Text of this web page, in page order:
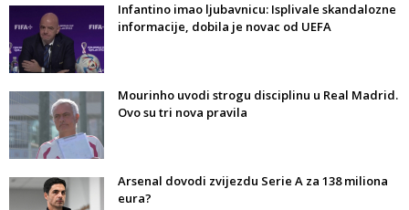
Infantino imao ljubavnicu: Isplivale skandalozne
informacije, dobila je novac od UEFA
Mourinho uvodi strogu disciplinu u Real Madrid.
Ovo su tri nova pravila
Arsenal dovodi zvijezdu Serie A za 138 miliona
eura?